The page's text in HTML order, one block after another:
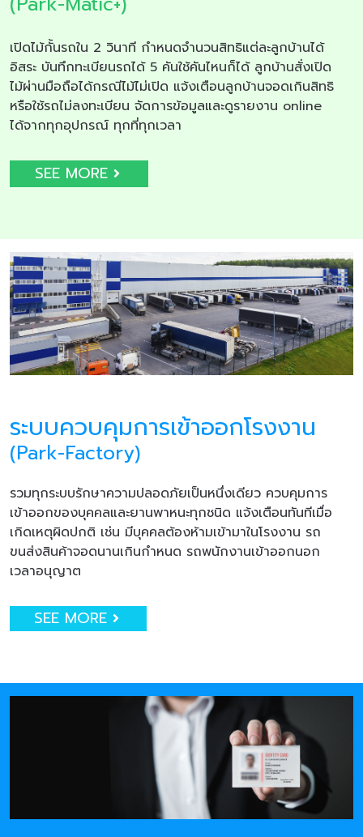
เปิดไม้กั้นรถใน 2 วินาที กำหนดจำนวนสิทธิแต่ละลูกบ้านได้
อิสระ บันทึกทะเบียนรถได้ 5 คันใช้คันไหนก็ได้ ลูกบ้านสั่งเปิด
ไม้ผ่านมือถือได้กรณีไม้ไม่เปิด แจ้งเตือนลูกบ้านจอดเกินสิทธิ
หรือใช้รถไม่ลงทะเบียน จัดการข้อมูลและดูรายงาน online
ได้จากทุกอุปกรณ์ ทุกที่ทุกเวลา
SEE MORE
ระบบควบคุมการเข้าออกโรงงาน
(Park-Factory)
รวมทุกระบบรักษาความปลอดภัยเป็นหนึ่งเดียว ควบคุมการ
เข้าออกของบุคคลและยานพาหนะทุกชนิด แจ้งเตือนทันทีเมื่อ
เกิดเหตุผิดปกติ เช่น มีบุคคลต้องห้ามเข้ามาในโรงงาน รถ
ขนส่งสินค้าจอดนานเกินกำหนด รถพนักงานเข้าออกนอก
เวลาอนุญาต
SEE MORE